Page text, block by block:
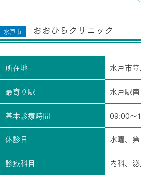
水戸市 おおひらクリニック
所在地
水戸市
最寄り駅
水戸駅
基本診療時間
09:00～
休診日
水曜、
診療科目
内科、